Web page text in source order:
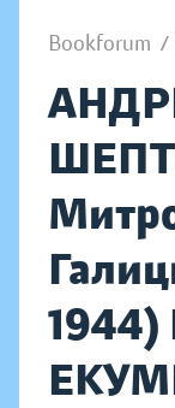
Bookforum /